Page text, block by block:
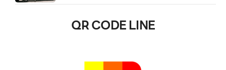
QR CODE LINE